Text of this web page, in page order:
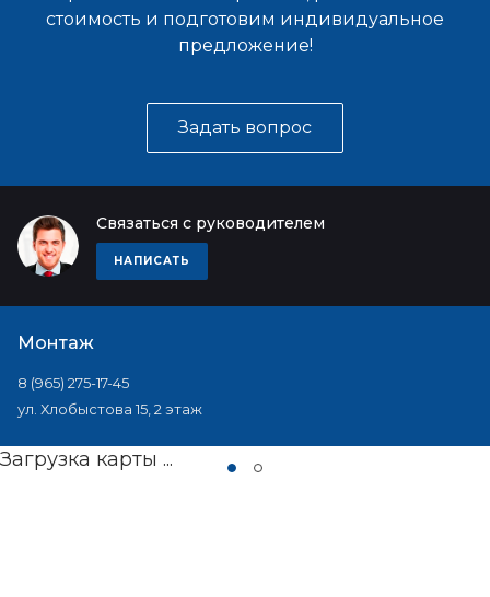
стоимость и подготовим индивидуальное
предложение!
Задать вопрос
Связаться с руководителем
НАПИСАТЬ
Монтаж
8 (965) 275-17-45
ул. Хлобыстова 15, 2 этаж
Загрузка карты ...